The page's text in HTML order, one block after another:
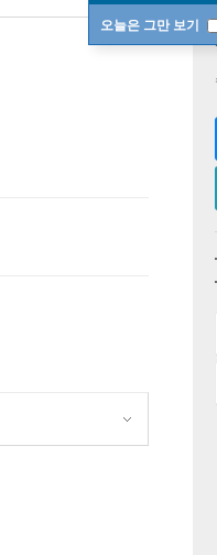
오늘은 그만 보기